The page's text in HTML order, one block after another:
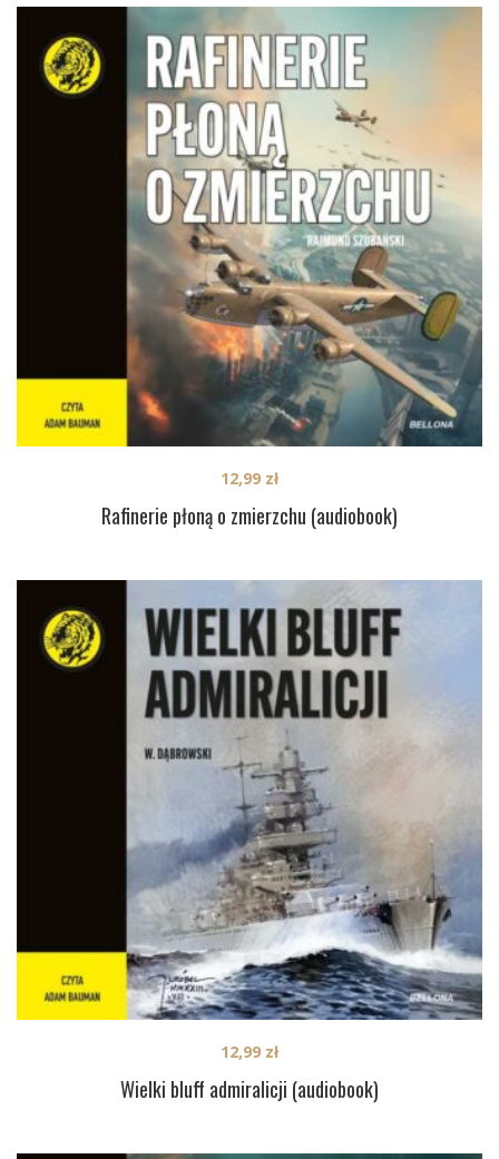
Rafinerie płoną o zmierzchu (audiobook)
12,99 zł
Wielki bluff admiralicji (audiobook)
12,99 zł